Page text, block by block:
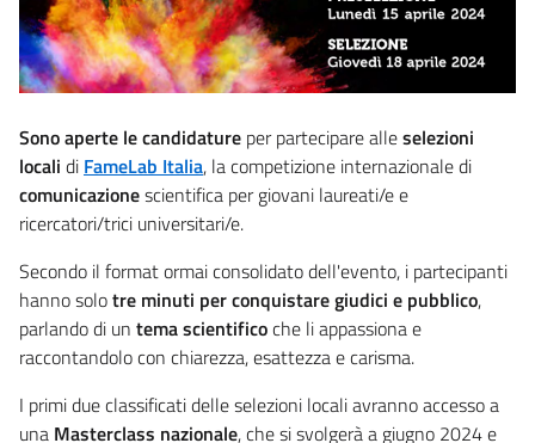
Sono aperte le candidature per partecipare alleselezioni
locali di FameLab Italia, la competizione internazionale di
comunicazionescientifica per giovani laureati/e e
ricercatori/trici universitari/e.
Secondo il format ormai consolidato dell'evento, i partecipanti
hanno solotre minuti per conquistare giudici e pubblico,
parlando di un tema scientificoche li appassiona e
raccontandolo con chiarezza, esattezza e carisma.
I primi due classificati delle selezioni locali avranno accesso a
una Masterclass nazionale, che si svolgerà a giugno 2024 e